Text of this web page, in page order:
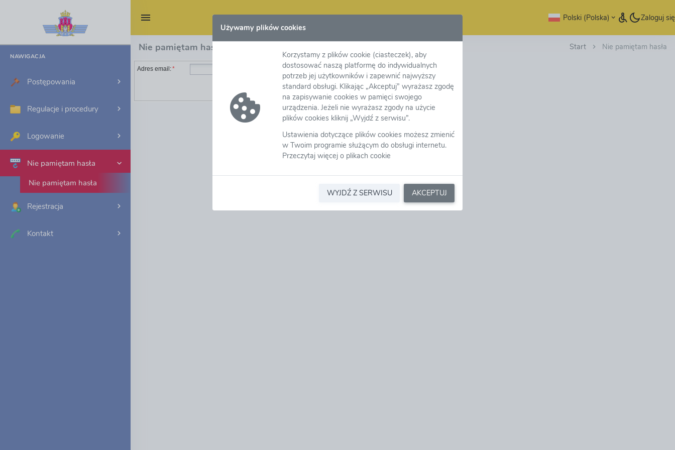
Używamy plików cookies
Korzystamy z plików cookie (ciasteczek), aby
dostosować naszą platformę do indywidualnych
potrzeb jej użytkowników i zapewnić najwyższy
standard obsługi. Klikając „Akceptuj” wyrażasz zgodę
na zapisywanie cookies w pamięci swojego
urządzenia. Jeżeli nie wyrażasz zgody na użycie
plików cookies kliknij „Wyjdź z serwisu”.
Ustawienia dotyczące plików cookies możesz zmienić
w Twoim programie służącym do obsługi internetu.
Przeczytaj więcej o plikach cookie
WYJDŹ Z SERWISU AKCEPTUJ
Polski (Polska) Zaloguj się
NAWIGACJA
Postępowania
Regulacje i procedury
Logowanie
Nie pamiętam hasła
Nie pamiętam hasła
Rejestracja
Kontakt
Start Nie pamiętam hasła
Nie pamiętam hasła
Adres email:*
Wyślij